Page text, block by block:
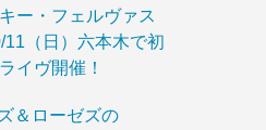
ー・フェルヴァス
11（日）六本木で初
イヴ開催！
＆ローゼズの